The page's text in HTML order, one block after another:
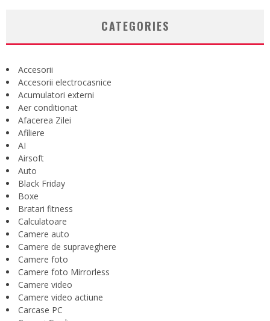
CATEGORIES
Accesorii
Accesorii electrocasnice
Acumulatori externi
Aer conditionat
Afacerea Zilei
Afiliere
AI
Airsoft
Auto
Black Friday
Boxe
Bratari fitness
Calculatoare
Camere auto
Camere de supraveghere
Camere foto
Camere foto Mirrorless
Camere video
Camere video actiune
Carcase PC